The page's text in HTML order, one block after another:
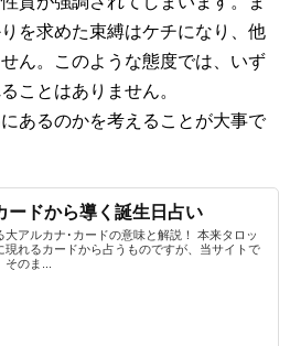
を求めた束縛はケチになり、他
ん。このような態度では、いず
ことはありません。
あるのかを考えることが大事で
ードから導く誕生日占い
大アルカナ･カードの意味と解説！ 本来タロッ
現れるカードから占うものですが、当サイトで
のま...